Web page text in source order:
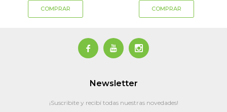
  
Newsletter
¡Suscribite y recibí todas nuestras novedades!